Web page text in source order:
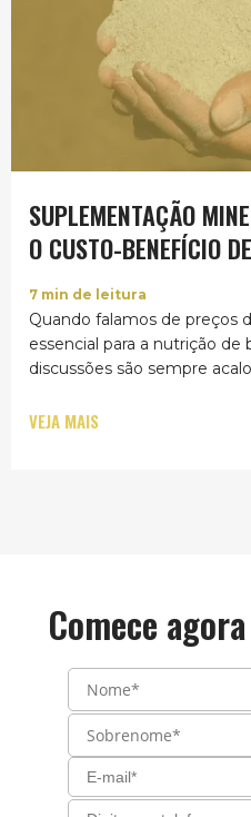
SUPLEMENTAÇÃO
O CUSTO-BENEFÍCIO
7 min de leitura
Quando falamos de preços
essencial para a nutrição de
discussões são sempre
VEJA MAIS
Comece